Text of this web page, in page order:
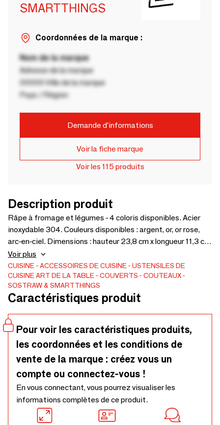
SMARTTHINGS
Coordonnées de la marque :
Nom de la marque
Adresse de la marque
00000 Ville de la marque
Pays / Région
Demande d'informations
Voir la fiche marque
Voir les 115 produits
Description produit
Râpe à fromage et légumes - 4 coloris disponibles. Acier
inoxydable 304. Couleurs disponibles : argent, or, or rose,
arc-en-ciel. Dimensions : hauteur 23,8 cm x longueur 11,3 cm
x profondeur 8,7 cm. Poids : 156 g. Parfait pour tous les
amateurs de cuisine et de fromage !
Voir plus
CUISINE ACCESSOIRES DE CUISINE
USTENSILES DE
CUISINEART DE LA TABLE COUVERTS
COUTEAUX
SOSTRAW & SMARTTHINGS
Caractéristiques produit
Pour voir les caractéristiques produits,
les coordonnées et les conditions de
vente de la marque : créez vous un
compte ou connectez-vous !
En vous connectant, vous pourrez visualiser les
informations complètes de ce produit.